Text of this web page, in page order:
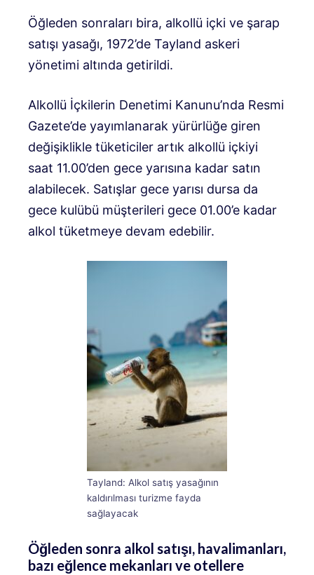
Öğleden sonraları bira, alkollü içki ve şarap
satışı yasağı, 1972’de Tayland askeri
yönetimi altında getirildi.
Alkollü İçkilerin Denetimi Kanunu’nda Resmi
Gazete’de yayımlanarak yürürlüğe giren
değişiklikle tüketiciler artık alkollü içkiyi
saat 11.00’den gece yarısına kadar satın
alabilecek. Satışlar gece yarısı dursa da
gece kulübü müşterileri gece 01.00’e kadar
alkol tüketmeye devam edebilir.
Tayland: Alkol satış yasağının
kaldırılması turizme fayda
sağlayacak
Öğleden sonra alkol satışı, havalimanları,
bazı eğlence mekanları ve otellere